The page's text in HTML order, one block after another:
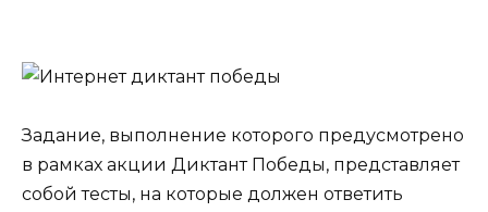
Задание, выполнение которого предусмотрено
в рамках акции Диктант Победы, представляет
собой тесты, на которые должен ответить